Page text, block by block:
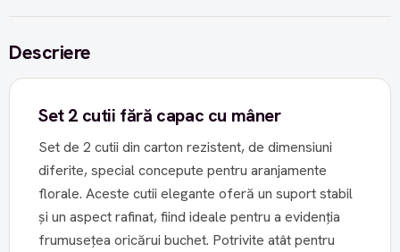
Descriere
Set 2 cutii fără capac cu mâner
Set de 2 cutii din carton rezistent, de dimensiuni
diferite, special concepute pentru aranjamente
florale. Aceste cutii elegante oferă un suport stabil
și un aspect rafinat, fiind ideale pentru a evidenția
frumusețea oricărui buchet. Potrivite atât pentru